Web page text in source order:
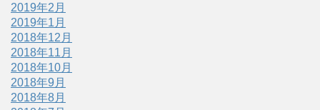
2019年2月
2019年1月
2018年12月
2018年11月
2018年10月
2018年9月
2018年8月